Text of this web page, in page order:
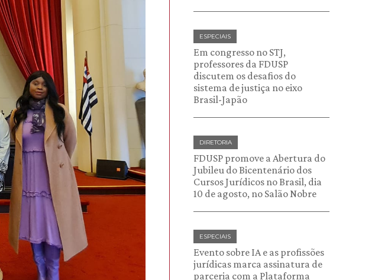
ESPECIAIS
Em congresso no STJ,
professores da FDUSP
discutem os desafios do
sistema de justiça no eixo
Brasil-Japão
DIRETORIA
FDUSP promove a Abertura do
Jubileu do Bicentenário dos
Cursos Jurídicos no Brasil, dia
10 de agosto, no Salão Nobre
ESPECIAIS
Evento sobre IA e as profissões
jurídicas marca assinatura de
parceria com a Plataforma